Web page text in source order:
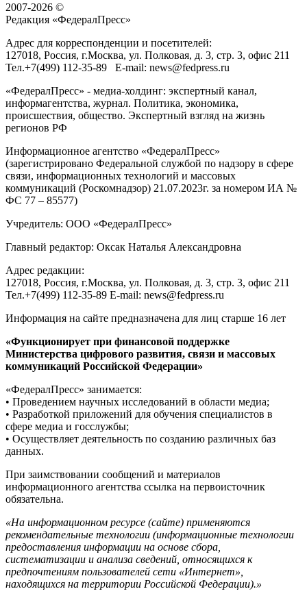
2007-2026 ©
Редакция «ФедералПресс»
Адрес для корреспонденции и посетителей:
127018, Россия, г.Москва, ул. Полковая, д. 3, стр. 3, офис 211
Тел.+7(499) 112-35-89 E-mail: news@fedpress.ru
«ФедералПресс» - медиа-холдинг: экспертный канал,
информагентства, журнал. Политика, экономика,
происшествия, общество. Экспертный взгляд на жизнь
регионов РФ
Информационное агентство «ФедералПресс»
(зарегистрировано Федеральной службой по надзору в сфере
связи, информационных технологий и массовых
коммуникаций (Роскомнадзор) 21.07.2023г. за номером ИА №
ФС 77 – 85577)
Учредитель: ООО «ФедералПресс»
Главный редактор: Оксак Наталья Александровна
Адрес редакции:
127018, Россия, г.Москва, ул. Полковая, д. 3, стр. 3, офис 211
Тел.+7(499) 112-35-89 E-mail: news@fedpress.ru
Информация на сайте предназначена для лиц старше 16 лет
«Функционирует при финансовой поддержке
Министерства цифрового развития, связи и массовых
коммуникаций Российской Федерации»
«ФедералПресс» занимается:
• Проведением научных исследований в области медиа;
• Разработкой приложений для обучения специалистов в
сфере медиа и госслужбы;
• Осуществляет деятельность по созданию различных баз
данных.
При заимствовании сообщений и материалов
информационного агентства ссылка на первоисточник
обязательна.
«На информационном ресурсе (сайте) применяются
рекомендательные технологии (информационные технологии
предоставления информации на основе сбора,
систематизации и анализа сведений, относящихся к
предпочтениям пользователей сети «Интернет»,
находящихся на территории Российской Федерации).»